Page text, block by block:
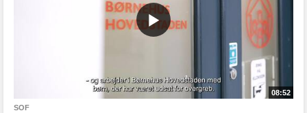
08:52
SOF